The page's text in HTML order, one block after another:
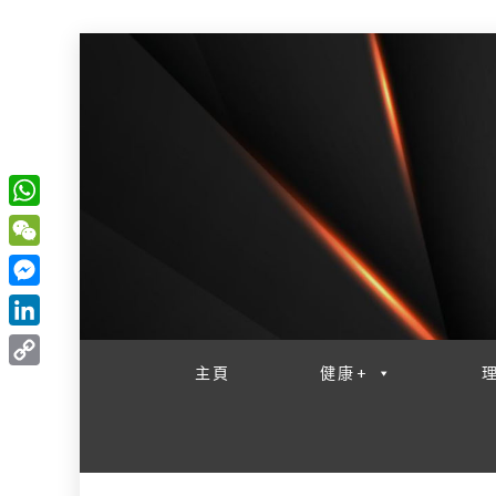
主頁 健康+
W
h
a
t
s
W
e
C
h
M
e
s
L
i